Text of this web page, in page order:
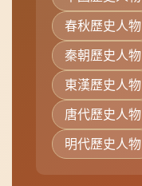
秦朝歷史人物
東漢歷史人物
唐代歷史人物
明代歷史人物